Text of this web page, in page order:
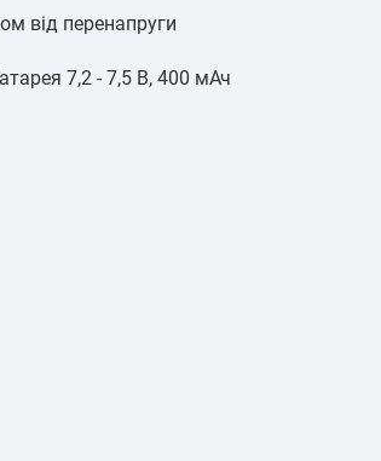
від перенапруги
7,2 - 7,5 В, 400 мАч